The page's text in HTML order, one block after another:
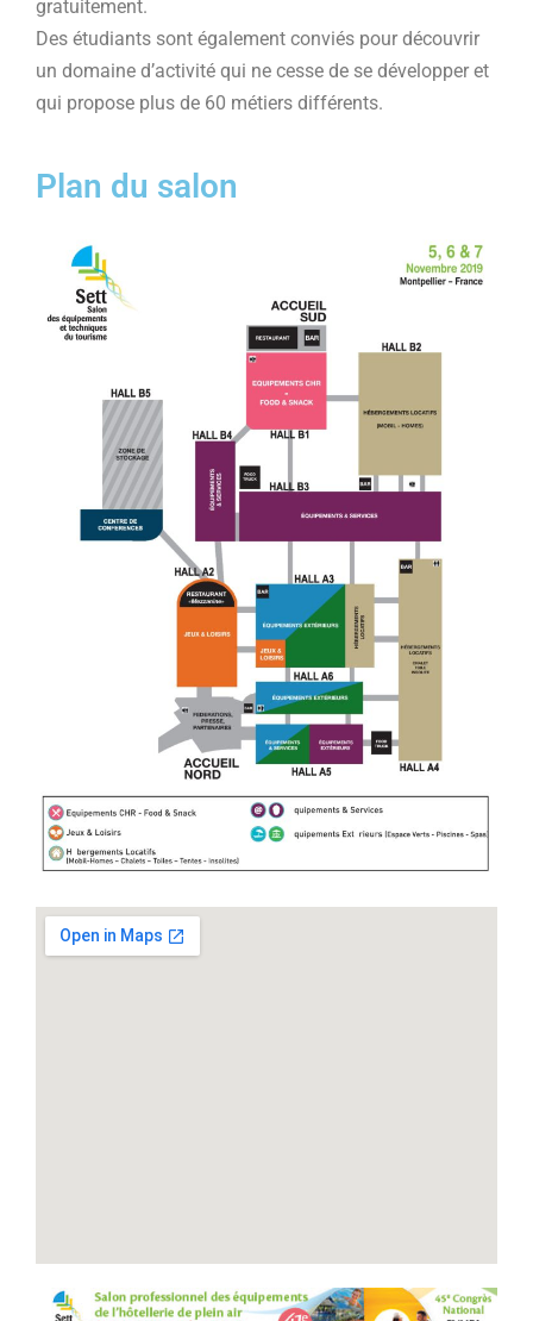
gratuitement.
Des étudiants sont également conviés pour découvrir
un domaine d’activité qui ne cesse de se développer et
qui propose plus de 60 métiers différents.
Plan du salon